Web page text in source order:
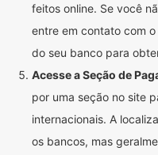
feitos online. Se você
entre em contato com
do seu banco para
Acesse a Seção de
por uma seção no site
internacionais. A
os bancos, mas